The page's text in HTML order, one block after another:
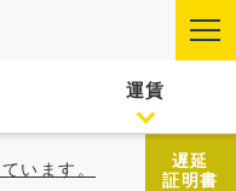
運賃
います。
遅延
証明書